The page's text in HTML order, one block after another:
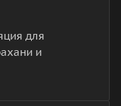
для
и